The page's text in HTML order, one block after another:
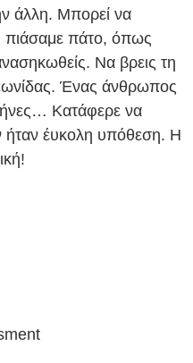
άλλη. Μπορεί να
πιάσαμε πάτο, όπως
Να βρεις τη
Ένας άνθρωπος
Κατάφερε να
ήταν έυκολη υπόθεση. Η